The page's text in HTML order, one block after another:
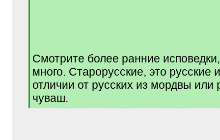
Смотрите более ранние
много. Старорусские, это русские
отличии от русских из мордвы или
чуваш.
[